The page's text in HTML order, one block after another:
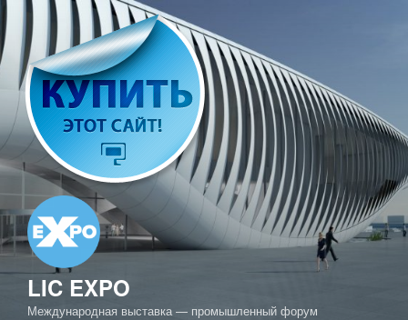
Перейти
к
содержимому
LIC EXPO
Международная выставка — промышленный форум